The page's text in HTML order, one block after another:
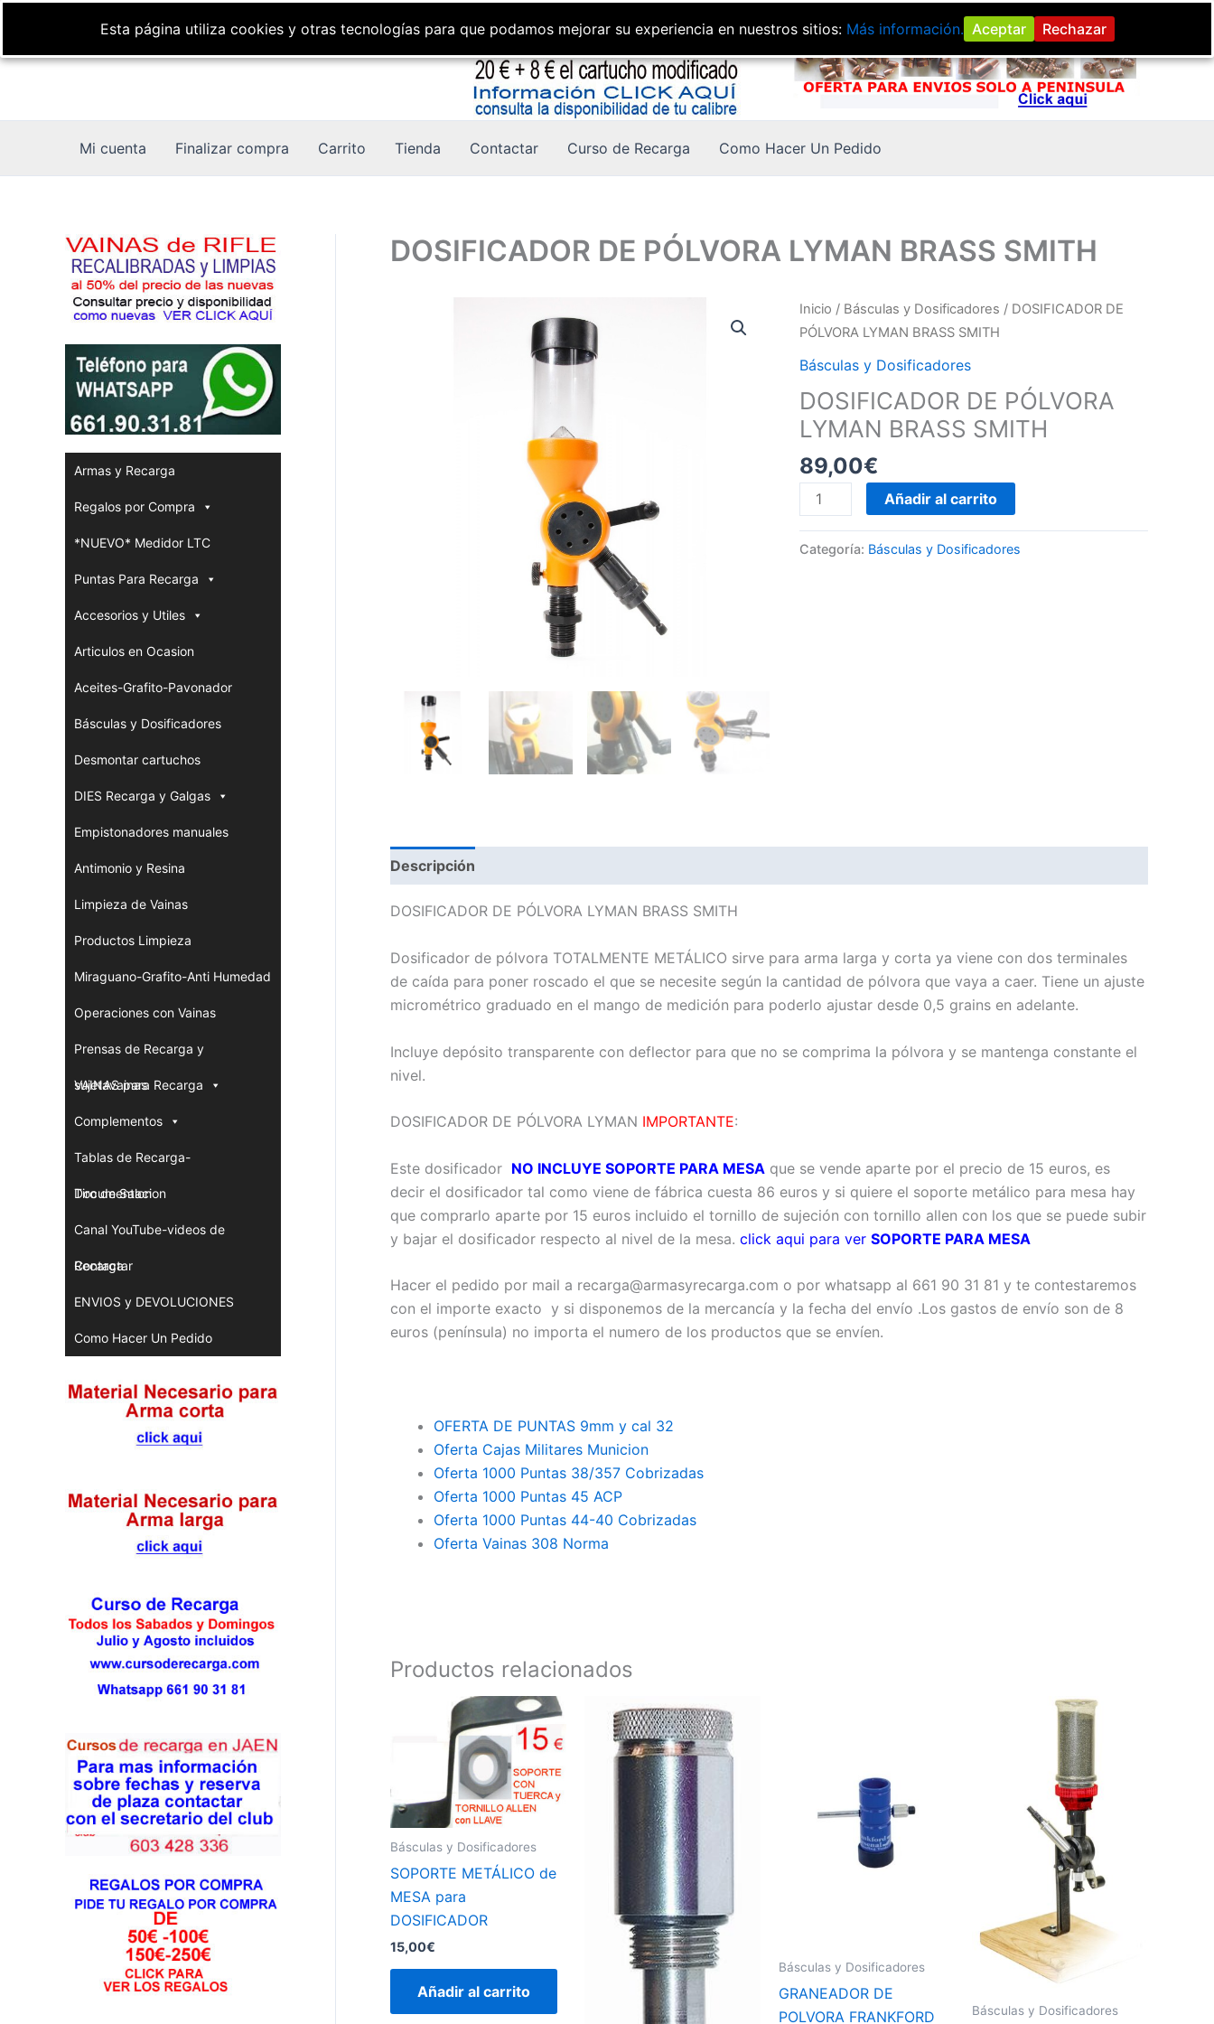
contenido
Mi cuenta Finalizar compra Carrito Tienda Contactar Curso de Recarga Como Hacer Un Pedido
Armas y Recarga
Regalos por Compra
*NUEVO* Medidor LTC
Puntas Para Recarga
Accesorios y Utiles
Articulos en Ocasion
Aceites-Grafito-Pavonador
Básculas y Dosificadores
Desmontar cartuchos
DIES Recarga y Galgas
Empistonadores manuales
Antimonio y Resina
Limpieza de Vainas
Productos Limpieza
Miraguano-Grafito-Anti Humedad
Operaciones con Vainas
Prensas de Recarga y
sujetavainas
VAINAS para Recarga
Complementos
Tablas de Recarga-
Documentacion
Tiro de Salon
Canal YouTube-videos de
Recarga
Contactar
ENVIOS y DEVOLUCIONES
Como Hacer Un Pedido
DOSIFICADOR DE PÓLVORA LYMAN BRASS SMITH
Inicio / Básculas y Dosificadores / DOSIFICADOR DE
PÓLVORA LYMAN BRASS SMITH
Básculas y Dosificadores
DOSIFICADOR DE PÓLVORA
LYMAN BRASS SMITH
89,00€
DOSIFICADOR
DE
PÓLVORA
Añadir al carrito
Categoría: Básculas y Dosificadores
Descripción
DOSIFICADOR DE PÓLVORA LYMAN BRASS SMITH
Dosificador de pólvora TOTALMENTE METÁLICO sirve para arma larga y corta ya viene con dos terminales
de caída para poner roscado el que se necesite según la cantidad de pólvora que vaya a caer. Tiene un ajuste
micrométrico graduado en el mango de medición para poderlo ajustar desde 0,5 grains en adelante.
Incluye depósito transparente con deflector para que no se comprima la pólvora y se mantenga constante el
nivel.
DOSIFICADOR DE PÓLVORA LYMAN IMPORTANTE:
Este dosificador NO INCLUYE SOPORTE PARA MESA que se vende aparte por el precio de 15 euros, es
decir el dosificador tal como viene de fábrica cuesta 86 euros y si quiere el soporte metálico para mesa hay
que comprarlo aparte por 15 euros incluido el tornillo de sujeción con tornillo allen con los que se puede subir
y bajar el dosificador respecto al nivel de la mesa. click aqui para ver SOPORTE PARA MESA
Hacer el pedido por mail a recarga@armasyrecarga.com o por whatsapp al 661 90 31 81 y te contestaremos
con el importe exacto y si disponemos de la mercancía y la fecha del envío .Los gastos de envío son de 8
euros (península) no importa el numero de los productos que se envíen.
OFERTA DE PUNTAS 9mm y cal 32
Oferta Cajas Militares Municion
Oferta 1000 Puntas 38/357 Cobrizadas
Oferta 1000 Puntas 45 ACP
Oferta 1000 Puntas 44-40 Cobrizadas
Oferta Vainas 308 Norma
Productos relacionados
Básculas y Dosificadores
SOPORTE METÁLICO de
MESA para
DOSIFICADOR
15,00€
Añadir al carrito
Básculas y Dosificadores
GRANEADOR DE
POLVORA FRANKFORD
Básculas y Dosificadores
Esta página utiliza cookies y otras tecnologías para que podamos mejorar su experiencia en nuestros sitios: Más información. Aceptar Rechazar